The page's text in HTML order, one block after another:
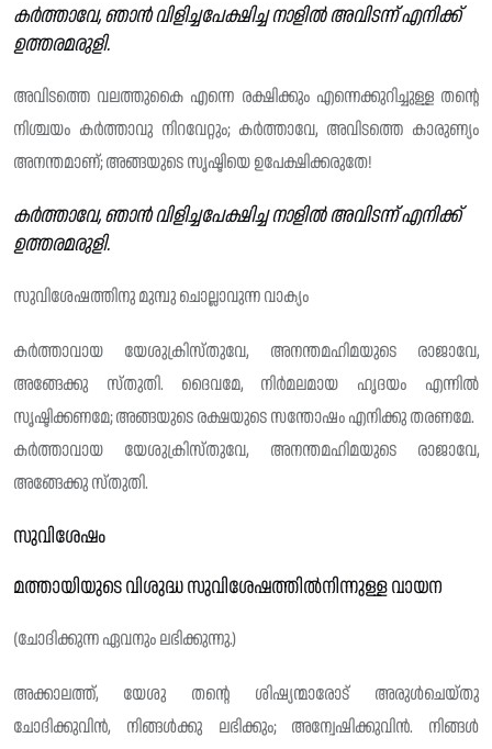
കർത്താവേ, ഞാൻ വിളിച്ചപേക്ഷിച്ച നാളിൽ അവിടന്ന് എനിക്ക്
ഉത്തരമരുളി.
അവിടത്തെ വലത്തുകൈ എന്നെ രക്ഷിക്കും എന്നെക്കുറിച്ചുള്ള തന്റെ
നിശ്ചയം കർത്താവു നിറവേറ്റും; കർത്താവേ, അവിടത്തെ കാരുണ്യം
അനന്തമാണ്; അങ്ങയുടെ സൃഷ്ടിയെ ഉപേക്ഷിക്കരുതേ!
കർത്താവേ, ഞാൻ വിളിച്ചപേക്ഷിച്ച നാളിൽ അവിടന്ന് എനിക്ക്
ഉത്തരമരുളി.
സുവിശേഷത്തിനു മുമ്പു ചൊല്ലാവുന്ന വാക്യം
കർത്താവായ യേശുക്രിസ്‌തുവേ, അനന്തമഹിമയുടെ രാജാവേ,
അങ്ങേക്കു സ്തുതി. ദൈവമേ, നിർമലമായ ഹൃദയം എന്നിൽ
സൃഷ്ടിക്കണമേ; അങ്ങയുടെ രക്ഷയുടെ സന്തോഷം എനിക്കു തരണമേ.
കർത്താവായ യേശുക്രിസ്‌തുവേ, അനന്തമഹിമയുടെ രാജാവേ,
അങ്ങേക്കു സ്തു‌തി.
സുവിശേഷം
മത്തായിയുടെ വിശുദ്ധ സുവിശേഷത്തിൽനിന്നുള്ള വായന
(ചോദിക്കുന്ന ഏവനും ലഭിക്കുന്നു.)
അക്കാലത്ത്, യേശു തൻ്റെ ശിഷ്യന്മാരോട് അരുൾചെയ്തു
ചോദിക്കുവിൻ, നിങ്ങൾക്കു ലഭിക്കും; അന്വേഷിക്കുവിൻ. നിങ്ങൾ